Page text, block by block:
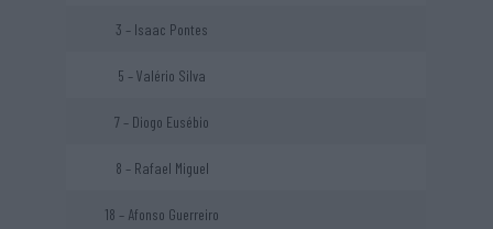
3 – Isaac Pontes
5 – Valério Silva
7 – Diogo Eusébio
8 – Rafael Miguel
18 – Afonso Guerreiro